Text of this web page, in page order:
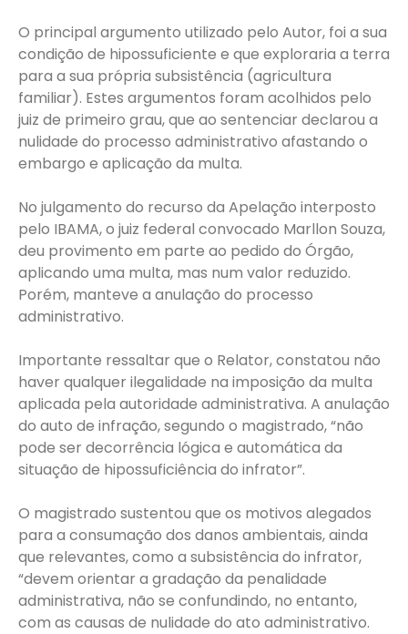
O principal argumento utilizado pelo Autor, foi a sua
condição de hipossuficiente e que exploraria a terra
para a sua própria subsistência (agricultura
familiar). Estes argumentos foram acolhidos pelo
juiz de primeiro grau, que ao sentenciar declarou a
nulidade do processo administrativo afastando o
embargo e aplicação da multa.
No julgamento do recurso da Apelação interposto
pelo IBAMA, o juiz federal convocado Marllon Souza,
deu provimento em parte ao pedido do Órgão,
aplicando uma multa, mas num valor reduzido.
Porém, manteve a anulação do processo
administrativo.
Importante ressaltar que o Relator, constatou não
haver qualquer ilegalidade na imposição da multa
aplicada pela autoridade administrativa. A anulação
do auto de infração, segundo o magistrado, “não
pode ser decorrência lógica e automática da
situação de hipossuficiência do infrator”.
O magistrado sustentou que os motivos alegados
para a consumação dos danos ambientais, ainda
que relevantes, como a subsistência do infrator,
“devem orientar a gradação da penalidade
administrativa, não se confundindo, no entanto,
com as causas de nulidade do ato administrativo.